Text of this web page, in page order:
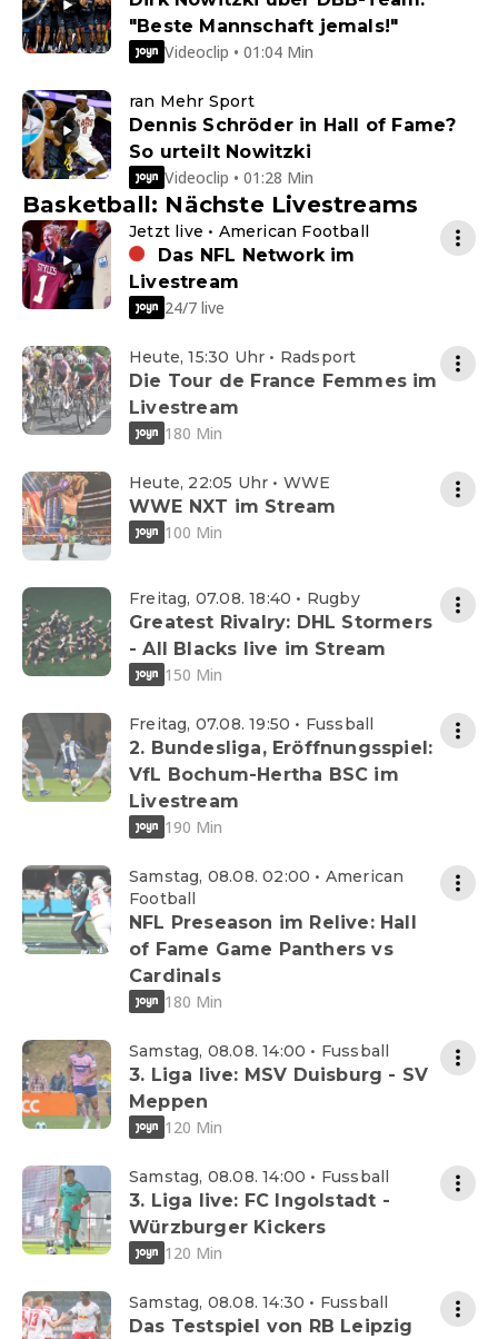
"Beste Mannschaft jemals!"
Videoclip • 01:04 Min
ran Mehr Sport
Dennis Schröder in Hall of Fame?
So urteilt Nowitzki
Videoclip • 01:28 Min
Basketball: Nächste Livestreams
Jetzt live • American Football
Das NFL Network im
Livestream
24/7 live
Heute, 15:30 Uhr • Radsport
Die Tour de France Femmes im
Livestream
180 Min
Heute, 22:05 Uhr • WWE
WWE NXT im Stream
100 Min
Freitag, 07.08. 18:40 • Rugby
Greatest Rivalry: DHL Stormers
- All Blacks live im Stream
150 Min
Freitag, 07.08. 19:50 • Fussball
2. Bundesliga, Eröffnungsspiel:
VfL Bochum-Hertha BSC im
Livestream
190 Min
Samstag, 08.08. 02:00 • American
Football
NFL Preseason im Relive: Hall
of Fame Game Panthers vs
Cardinals
180 Min
Samstag, 08.08. 14:00 • Fussball
3. Liga live: MSV Duisburg - SV
Meppen
120 Min
Samstag, 08.08. 14:00 • Fussball
3. Liga live: FC Ingolstadt -
Würzburger Kickers
120 Min
Samstag, 08.08. 14:30 • Fussball
Das Testspiel von RB Leipzig